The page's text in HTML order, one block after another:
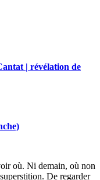
| révélation de
où. Ni demain, où non
De regarder